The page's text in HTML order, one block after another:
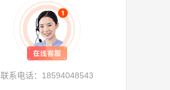
联系电话：18594048543